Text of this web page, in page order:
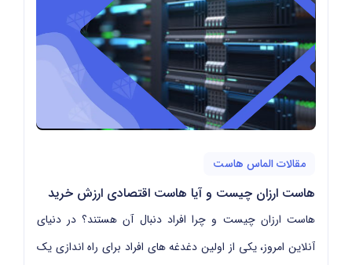
مقالات الماس هاست
هاست ارزان چیست و آیا هاست اقتصادی ارزش خرید
دارد؟
هاست ارزان چیست و چرا افراد دنبال آن هستند؟ در دنیای
آنلاین امروز، یکی از اولین دغدغه های افراد برای راه اندازی یک